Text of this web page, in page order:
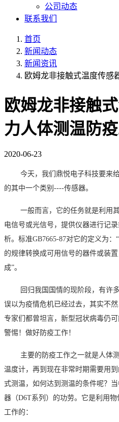
公司动态
联系我们
首页
新闻动态
新闻资讯
欧姆龙非接触式温度传感
欧姆龙非接触
力人体测温防
2020-06-23
今天，我们鼎悦电子科技要来
的其中一个类别 ----传感器。
一般而言，它的任务就是利用
电信号或光信号，提供仪器进行记
析。标准GB7665-87对它的定义为
的规律转换成可用信号的器件或装
成”。
回归我国国情的现阶段，有许
误以为疫情危机已经过去，其实不然
专家们都曾坦言，新型冠状病毒仍
警惕！做好防疫工作！
主要的防疫工作之一就是人体
温度计，再到现在非常时期需要用
式测温， 如何达到测温的条件呢？
器（D6T系列）的功劳。 它是利用
工作的 ：